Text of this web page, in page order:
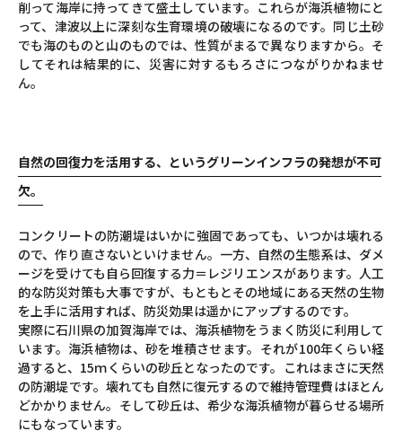
削って海岸に持ってきて盛土しています。これらが海浜植物にと
って、津波以上に深刻な生育環境の破壊になるのです。同じ土砂
でも海のものと山のものでは、性質がまるで異なりますから。そ
してそれは結果的に、災害に対するもろさにつながりかねませ
ん。
自然の回復力を活用する、というグリーンインフラの発想が不可
欠。
コンクリートの防潮堤はいかに強固であっても、いつかは壊れる
ので、作り直さないといけません。一方、自然の生態系は、ダメ
ージを受けても自ら回復する力＝レジリエンスがあります。人工
的な防災対策も大事ですが、もともとその地域にある天然の生物
を上手に活用すれば、防災効果は遥かにアップするのです。
実際に石川県の加賀海岸では、海浜植物をうまく防災に利用して
います。海浜植物は、砂を堆積させます。それが100年くらい経
過すると、15ｍくらいの砂丘となったのです。これはまさに天然
の防潮堤です。壊れても自然に復元するので維持管理費はほとん
どかかりません。そして砂丘は、希少な海浜植物が暮らせる場所
にもなっています。